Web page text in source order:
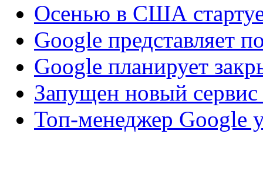
Осенью в США
Google представляет
Google планирует
Запущен новый
Топ-менеджер Google